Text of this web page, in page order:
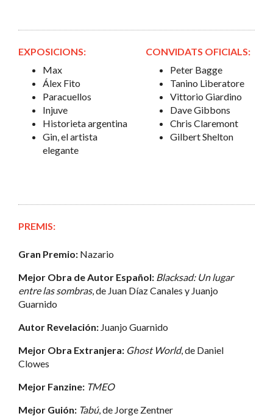
EXPOSICIONS:
Max
Álex Fito
Paracuellos
Injuve
Historieta argentina
Gin, el artista
elegante
CONVIDATS OFICIALS:
Peter Bagge
Tanino Liberatore
Vittorio Giardino
Dave Gibbons
Chris Claremont
Gilbert Shelton
PREMIS:
Gran Premio: Nazario
Mejor Obra de Autor Español: Blacksad: Un lugar
entre las sombras, de Juan Díaz Canales y Juanjo
Guarnido
Autor Revelación: Juanjo Guarnido
Mejor Obra Extranjera: Ghost World, de Daniel
Clowes
Mejor Fanzine: TMEO
Mejor Guión: Tabú, de Jorge Zentner